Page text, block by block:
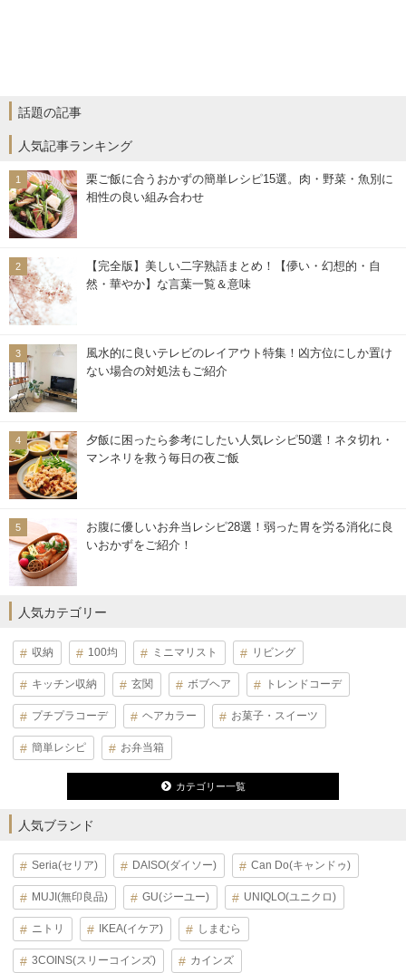
話題の記事
人気記事ランキング
栗ご飯に合うおかずの簡単レシピ15選。肉・野菜・魚別に
相性の良い組み合わせ
【完全版】美しい二字熟語まとめ！【儚い・幻想的・自
然・華やか】な言葉一覧＆意味
風水的に良いテレビのレイアウト特集！凶方位にしか置け
ない場合の対処法もご紹介
夕飯に困ったら参考にしたい人気レシピ50選！ネタ切れ・
マンネリを救う毎日の夜ご飯
お腹に優しいお弁当レシピ28選！弱った胃を労る消化に良
いおかずをご紹介！
人気カテゴリー
収納 100均 ミニマリスト リビング
キッチン収納 玄関 ボブヘア トレンドコーデ
プチプラコーデ ヘアカラー お菓子・スイーツ
簡単レシピ お弁当箱
カテゴリー一覧
人気ブランド
Seria(セリア) DAISO(ダイソー) Can Do(キャンドゥ)
MUJI(無印良品) GU(ジーユー) UNIQLO(ユニクロ)
ニトリ IKEA(イケア) しまむら
3COINS(スリーコインズ) カインズ